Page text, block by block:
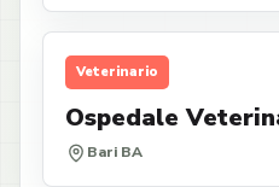
Veterinario
Ospedale
Bari BA